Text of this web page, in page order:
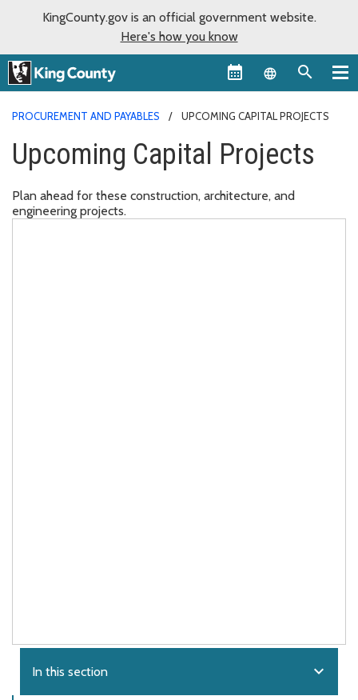
KingCounty.gov is an official government website.
Here's how you know
Language
PROCUREMENT AND PAYABLES UPCOMING CAPITAL PROJECTS
Upcoming Capital Projects
Plan ahead for these construction, architecture, and
engineering projects.
In this section expand_more